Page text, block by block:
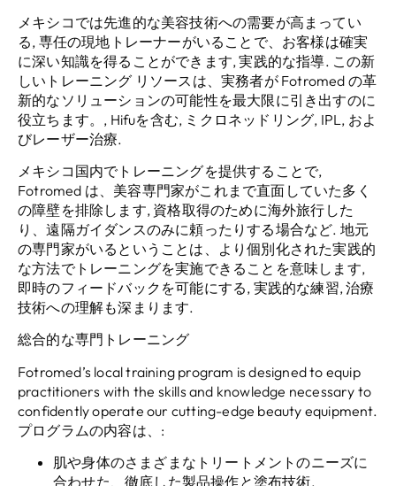
メキシコでは先進的な美容技術への需要が高まってい
る, 専任の現地トレーナーがいることで、お客様は確実
に深い知識を得ることができます, 実践的な指導. この新
しいトレーニング リソースは、実務者が Fotromed の革
新的なソリューションの可能性を最大限に引き出すのに
役立ちます。, Hifuを含む, ミクロネッドリング, IPL, およ
びレーザー治療.
メキシコ国内でトレーニングを提供することで,
Fotromed は、美容専門家がこれまで直面していた多く
の障壁を排除します, 資格取得のために海外旅行した
り、遠隔ガイダンスのみに頼ったりする場合など. 地元
の専門家がいるということは、より個別化された実践的
な方法でトレーニングを実施できることを意味します,
即時のフィードバックを可能にする, 実践的な練習, 治療
技術への理解も深まります.
総合的な専門トレーニング
Fotromed’s local training program is designed to equip
practitioners with the skills and knowledge necessary to
confidently operate our cutting-edge beauty equipment.
プログラムの内容は、:
肌や身体のさまざまなトリートメントのニーズに
合わせた、徹底した製品操作と塗布技術.